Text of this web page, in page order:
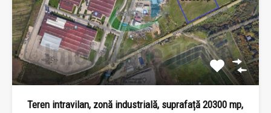
Teren intravilan, zonă industrială, suprafață 20300 mp,